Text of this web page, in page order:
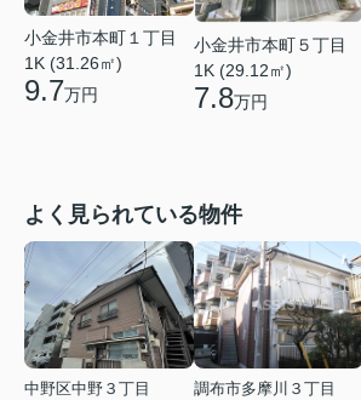
小金井市本町１丁目
1K (31.26㎡)
9.7万円
小金井市本町５丁目
1K (29.12㎡)
7.8万円
よく見られている物件
中野区中野３丁目
調布市多摩川３丁目